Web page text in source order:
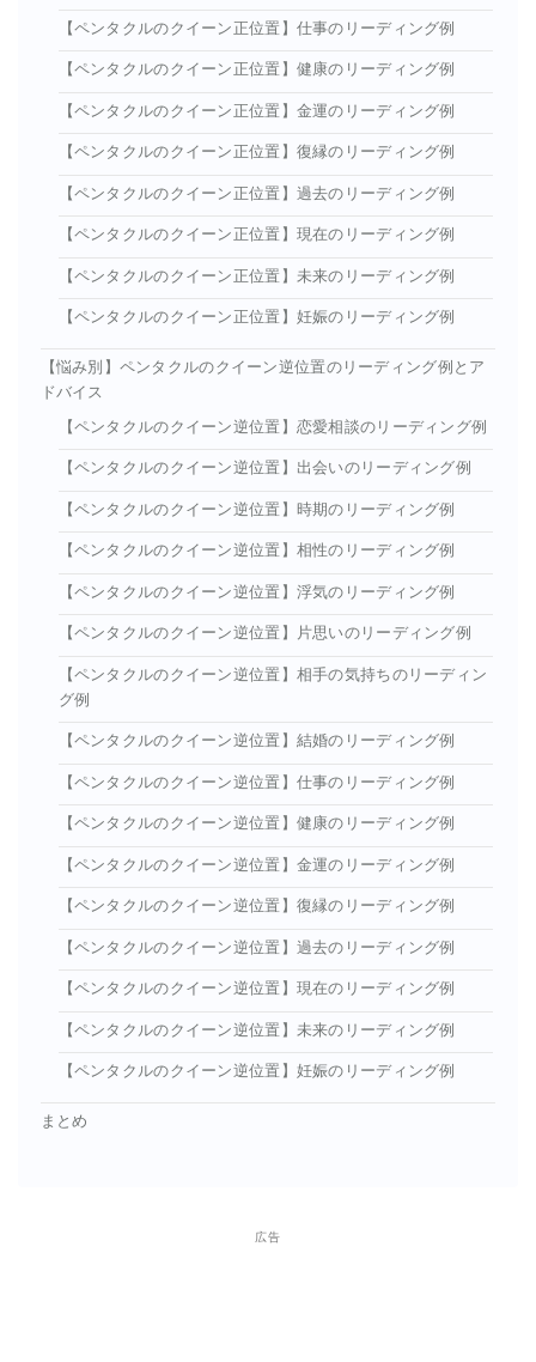
【ペンタクルのクイーン正位置】仕事のリーディング例
【ペンタクルのクイーン正位置】健康のリーディング例
【ペンタクルのクイーン正位置】金運のリーディング例
【ペンタクルのクイーン正位置】復縁のリーディング例
【ペンタクルのクイーン正位置】過去のリーディング例
【ペンタクルのクイーン正位置】現在のリーディング例
【ペンタクルのクイーン正位置】未来のリーディング例
【ペンタクルのクイーン正位置】妊娠のリーディング例
【悩み別】ペンタクルのクイーン逆位置のリーディング例とア
ドバイス
【ペンタクルのクイーン逆位置】恋愛相談のリーディング例
【ペンタクルのクイーン逆位置】出会いのリーディング例
【ペンタクルのクイーン逆位置】時期のリーディング例
【ペンタクルのクイーン逆位置】相性のリーディング例
【ペンタクルのクイーン逆位置】浮気のリーディング例
【ペンタクルのクイーン逆位置】片思いのリーディング例
【ペンタクルのクイーン逆位置】相手の気持ちのリーディン
グ例
【ペンタクルのクイーン逆位置】結婚のリーディング例
【ペンタクルのクイーン逆位置】仕事のリーディング例
【ペンタクルのクイーン逆位置】健康のリーディング例
【ペンタクルのクイーン逆位置】金運のリーディング例
【ペンタクルのクイーン逆位置】復縁のリーディング例
【ペンタクルのクイーン逆位置】過去のリーディング例
【ペンタクルのクイーン逆位置】現在のリーディング例
【ペンタクルのクイーン逆位置】未来のリーディング例
【ペンタクルのクイーン逆位置】妊娠のリーディング例
まとめ
広告